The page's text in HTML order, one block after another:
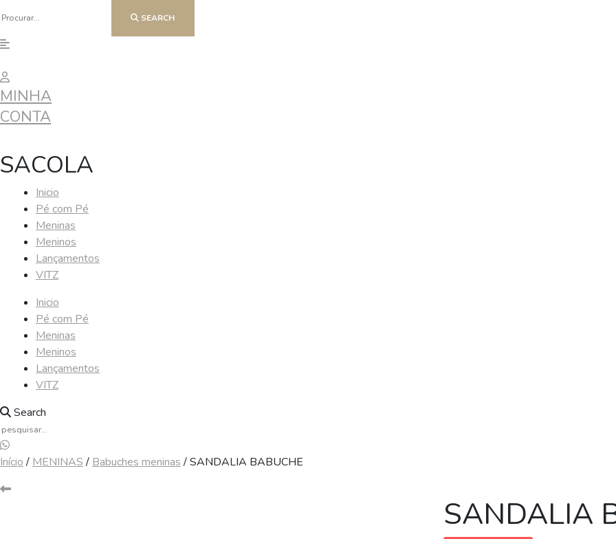
SEARCH
MINHA
CONTA
SACOLA
Inicio
Pé com Pé
Meninas
Meninos
Lançamentos
VITZ
Inicio
Pé com Pé
Meninas
Meninos
Lançamentos
VITZ
Search
Início/ MENINAS/ Babuches meninas/ SANDALIA BABUCHE
SANDALIA